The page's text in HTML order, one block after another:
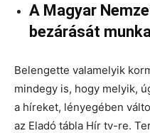
A Magyar
bezárását
Belengette valamelyik
mindegy is, hogy melyik,
a híreket, lényegében
az Eladó tábla Hír tv-re.